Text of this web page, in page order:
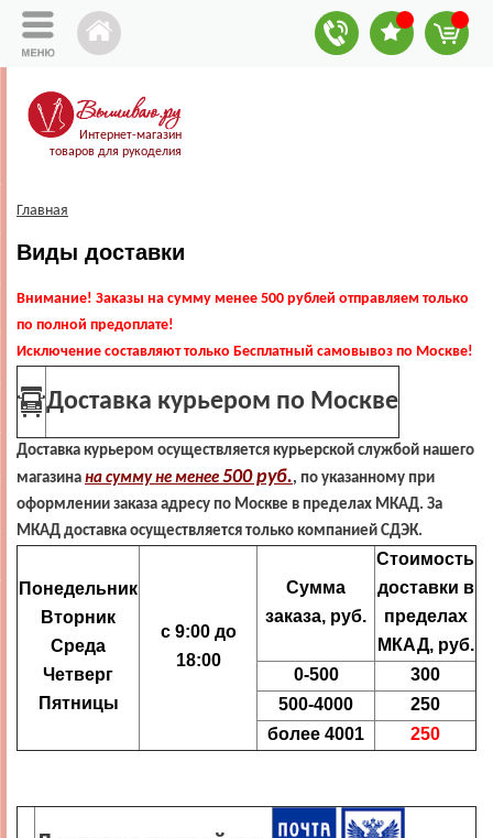
Интернет-магазин
товаров для рукоделия
Главная
Виды доставки
Внимание! Заказы на сумму менее 500 рублей отправляем только
по полной предоплате!
Исключение составляют только Бесплатный самовывоз по Москве!
Доставка курьером по Москве
Доставка курьером осуществляется курьерской службой нашего
магазина на сумму не менее 500 руб., по указанному при
оформлении заказа адресу по Москве в пределах МКАД. За
МКАД доставка осуществляется только компанией СДЭК.
Понедельник
Вторник
Среда
Четверг
Пятницы
с 9:00 до
18:00
Сумма
заказа, руб.
Стоимость
доставки в
пределах
МКАД, руб.
0-500
300
500-4000
250
более 4001
250